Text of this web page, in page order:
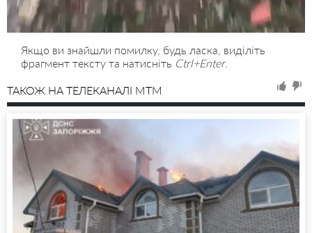
Якщо ви знайшли помилку, будь ласка, виділіть
фрагмент тексту та натисніть Ctrl+Enter.
ТАКОЖ НА ТЕЛЕКАНАЛІ MTM